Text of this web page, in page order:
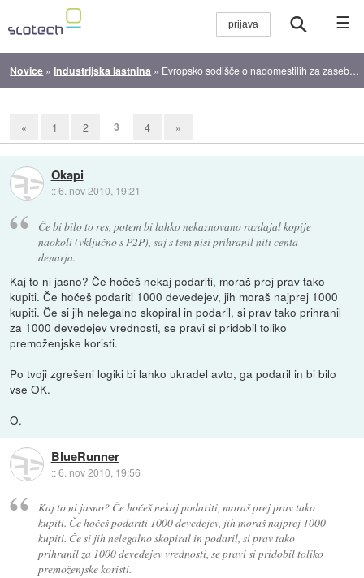
☰
Novice »Industrijska lastnina » Evropsko sodišče o nadomestilih za zasebno reproduciranje avtorskih vsebin
« 1 2 3 4 »
Okapi
::6. nov 2010, 19:21
Če bi bilo to res, potem bi lahko nekaznovano razdajal kopije
naokoli (vključno s P2P), saj s tem nisi prihranil niti centa
denarja.
Kaj to ni jasno? Če hočeš nekaj podariti, moraš prej prav tako
kupiti. Če hočeš podariti 1000 devedejev, jih moraš najprej 1000
kupiti. Če si jih nelegalno skopiral in podaril, si prav tako prihranil
za 1000 devedejev vrednosti, se pravi si pridobil toliko
premoženjske koristi.
Po tvoji zgrešeni logiki bi lahko ukradel avto, ga podaril in bi bilo
vse OK.
O.
BlueRunner
::6. nov 2010, 19:56
Kaj to ni jasno? Če hočeš nekaj podariti, moraš prej prav tako
kupiti. Če hočeš podariti 1000 devedejev, jih moraš najprej 1000
kupiti. Če si jih nelegalno skopiral in podaril, si prav tako
prihranil za 1000 devedejev vrednosti, se pravi si pridobil toliko
premoženjske koristi.